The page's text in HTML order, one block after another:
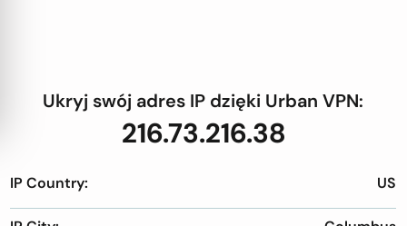
Ukryj swój adres IP dzięki Urban VPN:
216.73.216.38
IP Country: US